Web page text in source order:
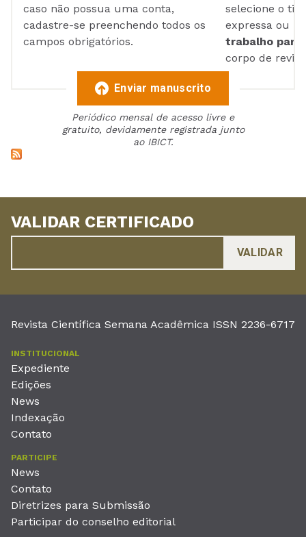
caso não possua uma conta,
cadastre-se preenchendo todos os
campos obrigatórios.
selecione o
expressa ou
trabalho para
corpo de
Enviar manuscrito
Periódico mensal de acesso livre e
gratuito, devidamente registrada junto
ao IBICT.
VALIDAR CERTIFICADO
Revista Científica Semana Acadêmica ISSN 2236-6717
INSTITUCIONAL
Expediente
Edições
News
Indexação
Contato
PARTICIPE
News
Contato
Diretrizes para Submissão
Participar do conselho editorial